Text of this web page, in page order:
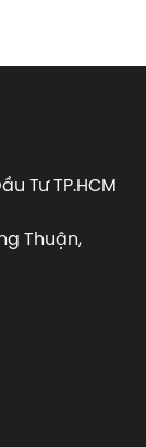
Tư TP.HCM
Thuận,